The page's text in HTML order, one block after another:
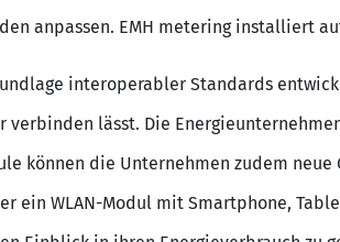
anpassen. EMH metering installiert
interoperabler Standards
verbinden lässt. Die
können die Unternehmen zudem
ein WLAN-Modul mit Smartphone,